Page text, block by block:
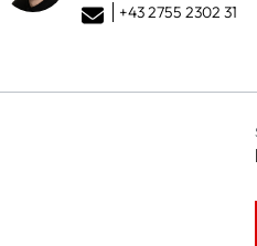
+43 2755 2302 31